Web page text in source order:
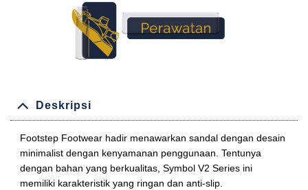
Deskripsi
Footstep Footwear hadir menawarkan sandal dengan desain
minimalist dengan kenyamanan penggunaan. Tentunya
dengan bahan yang berkualitas, Symbol V2 Series ini
memiliki karakteristik yang ringan dan anti-slip.